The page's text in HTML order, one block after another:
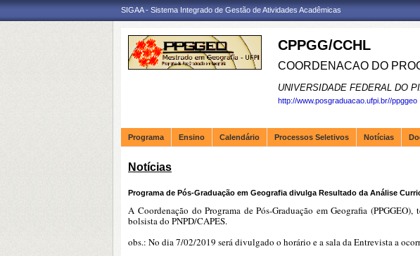
SIGAA - Sistema Integrado de Gestão de Atividades Acadêmicas
CPPGG/CCHL
COORDENACAO DO
UNIVERSIDADE FEDERAL DO
http://www.posgraduacao.ufpi.br//ppggeo
Programa Ensino Calendário Processos Seletivos Notícias
Notícias
Programa de Pós-Graduação em Geografia divulga Resultado da Análise
A Coordenação do Programa de Pós-Graduação em Geografia
bolsista do PNPD/CAPES.
obs.: No dia 7/02/2019 será divulgado o horário e a sala da Entrevista a